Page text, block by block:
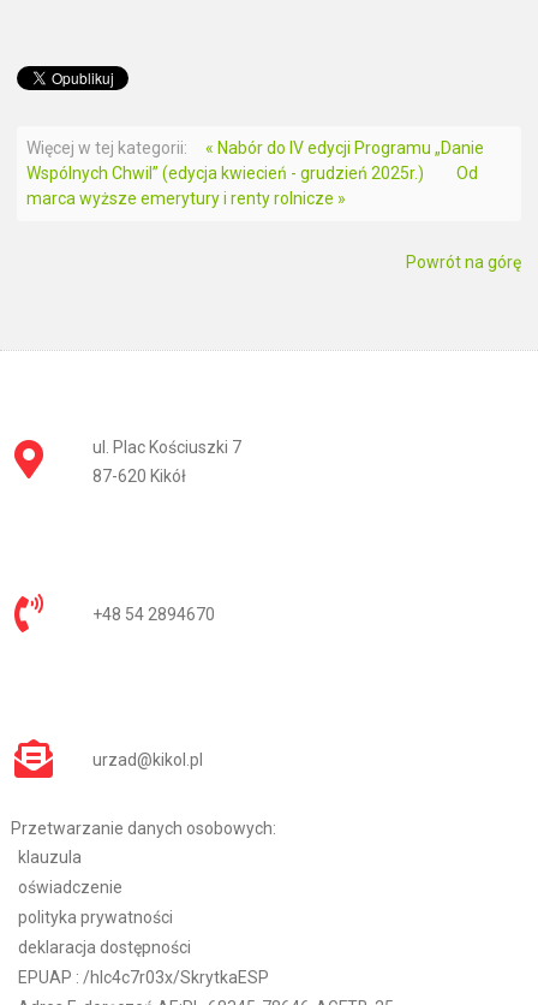
Więcej w tej kategorii:
« Nabór do IV edycji Programu „Danie
Wspólnych Chwil” (edycja kwiecień - grudzień 2025r.)
Od
marca wyższe emerytury i renty rolnicze »
Powrót na górę
ul. Plac Kościuszki 7
87-620 Kikół
+48 54 2894670
urzad@kikol.pl
Przetwarzanie danych osobowych:
klauzula
oświadczenie
polityka prywatności
deklaracja dostępności
EPUAP : /hlc4c7r03x/SkrytkaESP